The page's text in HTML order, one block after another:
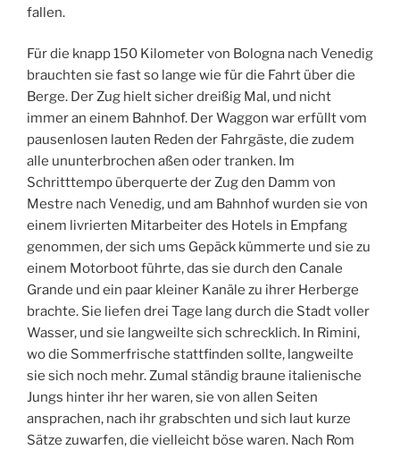
fallen.
Für die knapp 150 Kilometer von Bologna nach Venedig
brauchten sie fast so lange wie für die Fahrt über die
Berge. Der Zug hielt sicher dreißig Mal, und nicht
immer an einem Bahnhof. Der Waggon war erfüllt vom
pausenlosen lauten Reden der Fahrgäste, die zudem
alle ununterbrochen aßen oder tranken. Im
Schritttempo überquerte der Zug den Damm von
Mestre nach Venedig, und am Bahnhof wurden sie von
einem livrierten Mitarbeiter des Hotels in Empfang
genommen, der sich ums Gepäck kümmerte und sie zu
einem Motorboot führte, das sie durch den Canale
Grande und ein paar kleiner Kanäle zu ihrer Herberge
brachte. Sie liefen drei Tage lang durch die Stadt voller
Wasser, und sie langweilte sich schrecklich. In Rimini,
wo die Sommerfrische stattfinden sollte, langweilte
sie sich noch mehr. Zumal ständig braune italienische
Jungs hinter ihr her waren, sie von allen Seiten
ansprachen, nach ihr grabschten und sich laut kurze
Sätze zuwarfen, die vielleicht böse waren. Nach Rom